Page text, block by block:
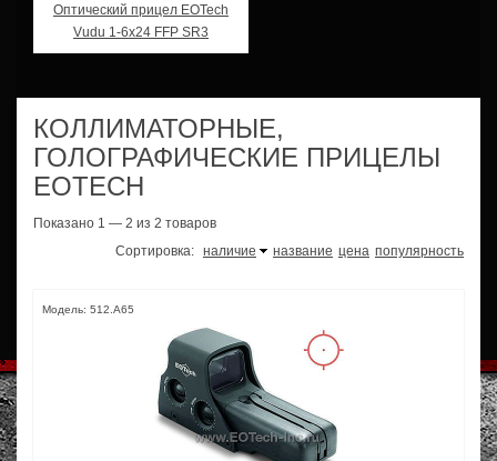
Оптический прицел EOTech
Vudu 1-6x24 FFP SR3
КОЛЛИМАТОРНЫЕ,
ГОЛОГРАФИЧЕСКИЕ ПРИЦЕЛЫ
EOTECH
Показано 1 — 2 из 2 товаров
Сортировка: наличие название цена популярность
Модель: 512.A65